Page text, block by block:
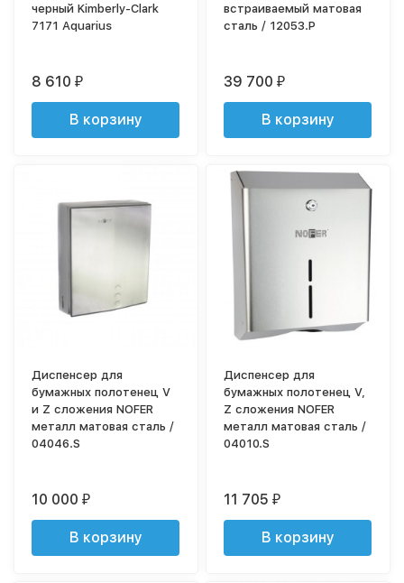
черный Kimberly-Clark
7171 Aquarius
8 610₽
В корзину
встраиваемый матовая
сталь / 12053.P
39 700₽
В корзину
Диспенсер для
бумажных полотенец V
и Z сложения NOFER
металл матовая сталь /
04046.S
10 000₽
В корзину
Диспенсер для
бумажных полотенец V,
Z сложения NOFER
металл матовая сталь /
04010.S
11 705₽
В корзину